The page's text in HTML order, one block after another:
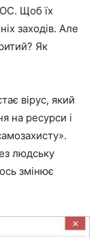
ОС. Щоб їх
заходів. Але
Як
вірус, який
на ресурси і
людську
змінює